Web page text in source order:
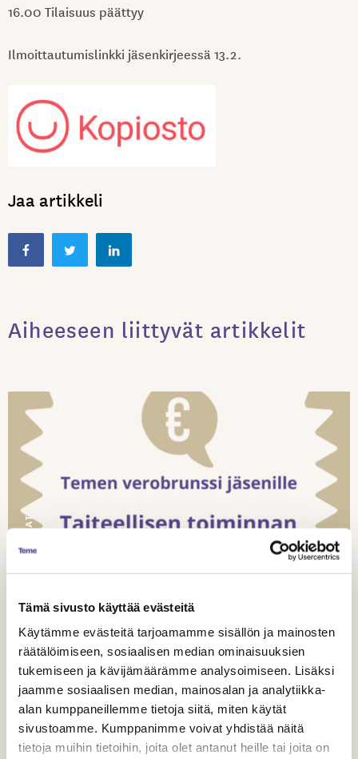
Tämä sivusto käyttää evästeitä
Käytämme evästeitä tarjoamamme sisällön ja mainosten
räätälöimiseen, sosiaalisen median ominaisuuksien
tukemiseen ja kävijämäärämme analysoimiseen. Lisäksi
jaamme sosiaalisen median, mainosalan ja analytiikka-
alan kumppaneillemme tietoja siitä, miten käytät
sivustoamme. Kumppanimme voivat yhdistää näitä
tietoja muihin tietoihin, joita olet antanut heille tai joita on
16.00 Tilaisuus päättyy
Ilmoittautumislinkki jäsenkirjeessä 13.2.
Jaa artikkeli
Aiheeseen liittyvät artikkelit
TAPAHTUMAT
2023
Temen verobrunssi 15.12. klo 10-12